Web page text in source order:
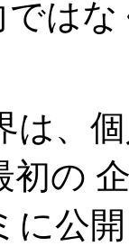
では
は、
初の
に公